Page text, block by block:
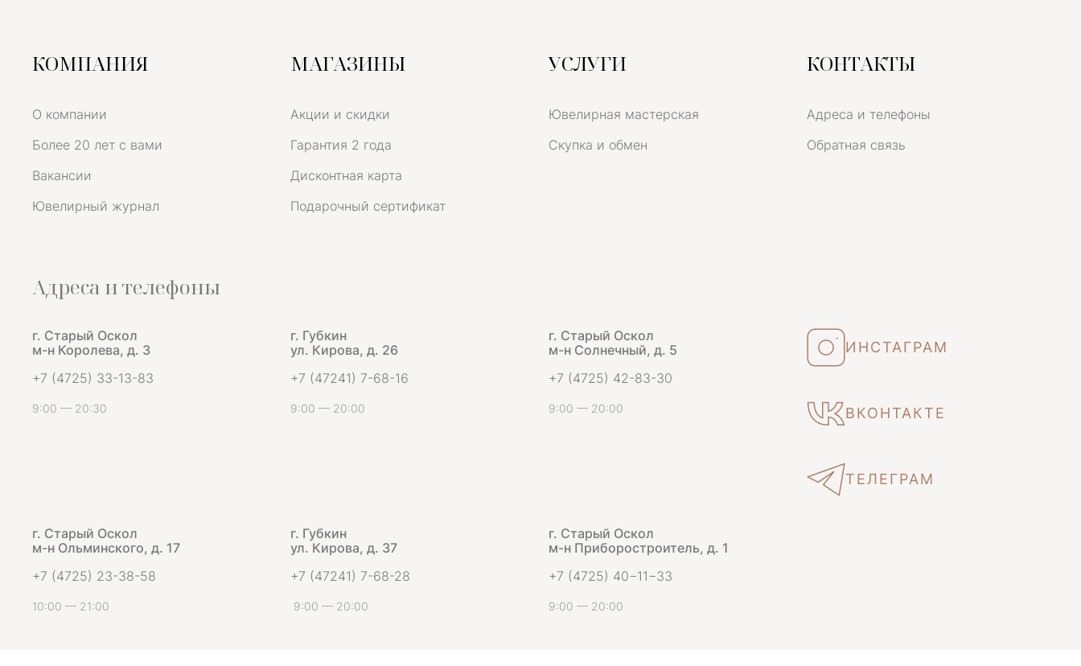
КОМПАНИЯ
О компании
Более 20 лет с вами
Вакансии
Ювелирный журнал
МАГАЗИНЫ
Акции и скидки
Гарантия 2 года
Дисконтная карта
Подарочный сертификат
УСЛУГИ
Ювелирная мастерская
Скупка и обмен
КОНТАКТЫ
Адреса и телефоны
Обратная связь
Адреса и телефоны
г. Старый Оскол
м-н Королева, д. 3
+7 (4725) 33-13-83
9:00 — 20:30
г. Губкин
ул. Кирова, д. 26
+7 (47241) 7-68-16
9:00 — 20:00
г. Старый Оскол
м-н Солнечный, д. 5
+7 (4725) 42-83-30
9:00 — 20:00
ИНСТАГРАМ
ВКОНТАКТЕ
ТЕЛЕГРАМ
г. Старый Оскол
м-н Ольминского, д. 17
+7 (4725) 23-38-58
10:00 — 21:00
г. Губкин
ул. Кирова, д. 37
+7 (47241) 7-68-28
9:00 — 20:00
г. Старый Оскол
м-н Приборостроитель, д. 1
+7 (4725) 40−11−33
9:00 — 20:00